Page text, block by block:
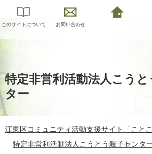
このサイトについて お問い合わせ
特定非営利活動法人こう
ター
江東区コミュニティ活動支援サイト「こと
特定非営利活動法人こうとう親子センタ